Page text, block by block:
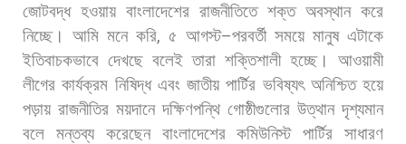
জোটবদ্ধ হওয়ায় বাংলাদেশের রাজনীতিতে শক্ত অবস্থান করে
নিচ্ছে।
আমি মনে করি, ৫ আগস্ট–পরবর্তী সময়ে মানুষ এটাকে
ইতিবাচকভাবে দেখছে বলেই তারা শক্তিশালী হচ্ছে। আওয়ামী
লীগের কার্যক্রম নিষিদ্ধ এবং জাতীয় পার্টির ভবিষ্যৎ অনিশ্চিত হয়ে
পড়ায় রাজনীতির ময়দানে দক্ষিণপন্থি গোষ্ঠীগুলোর উত্থান দৃশ্যমান
বলে
মন্তব্য করেছেন বাংলাদেশের কমিউনিস্ট পার্টির
সাধারণ